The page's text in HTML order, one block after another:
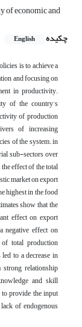
of economic and
چکیده
English
is to achieve a
and focusing on
in productivity.
of the country's
of production
of increasing
of the system. in
sub-sectors over
effect of the total
market on export
highest in the food
show that the
effect on export
negative effect on
total production
to a decrease in
relationship
and skill
provide the input
of endogenous